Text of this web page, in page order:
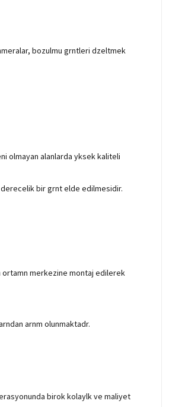
bozulmu grntleri dzeltmek
olmayan alanlarda yksek kaliteli
bir grnt elde edilmesidir.
ortamn merkezine montaj edilerek
arnm olunmaktadr.
birok kolaylk ve maliyet